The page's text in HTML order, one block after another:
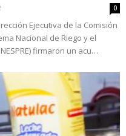
0
Ejecutiva de la Comisión
Nacional de Riego y el
firmaron un acu…